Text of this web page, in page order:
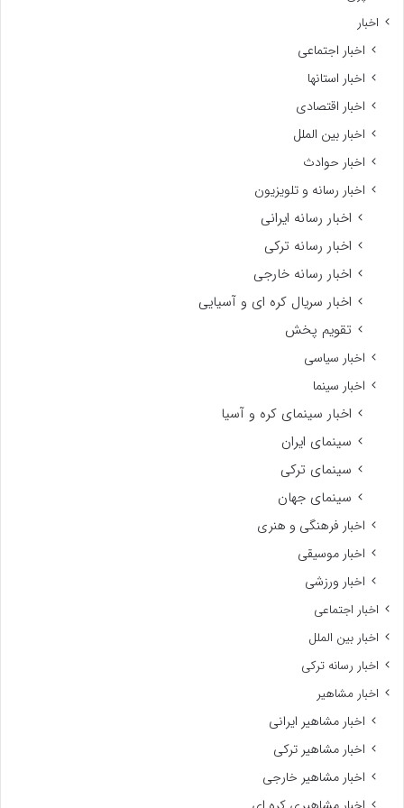
اخبار
اخبار اجتماعی
اخبار استانها
اخبار اقتصادی
اخبار بین الملل
اخبار حوادث
اخبار رسانه و تلویزیون
اخبار رسانه ایرانی
اخبار رسانه ترکی
اخبار رسانه خارجی
اخبار سریال کره ای و آسیایی
تقویم پخش
اخبار سیاسی
اخبار سینما
اخبار سینمای کره و آسیا
سینمای ایران
سینمای ترکی
سینمای جهان
اخبار فرهنگی و هنری
اخبار موسیقی
اخبار ورزشی
اخبار اجتماعی
اخبار بین الملل
اخبار رسانه ترکی
اخبار مشاهیر
اخبار مشاهیر ایرانی
اخبار مشاهیر ترکی
اخبار مشاهیر خارجی